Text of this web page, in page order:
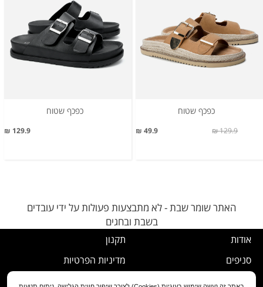
כפכף שטוח
49.9 ₪ 129.9 ₪
כפכף שטוח
129.9 ₪
האתר שומר שבת - לא מתבצעות פעולות על ידי עובדים
בשבת ובחגים
אודות
סניפים
תקנון
מדיניות הפרטיות
נוהל ביטול עסקה